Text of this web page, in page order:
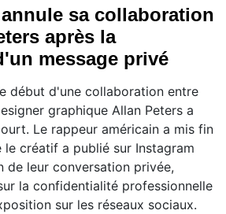
sa collaboration
après la
message privé
début d'une collaboration entre
graphique Allan Peters a
Le rappeur américain a mis fin
créatif a publié sur Instagram
de leur conversation privée,
la confidentialité professionnelle
sur les réseaux sociaux.